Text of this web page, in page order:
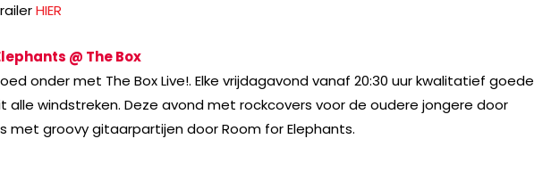
HIER
@ The Box
onder met The Box Live!. Elke vrijdagavond vanaf 20:30 uur kwalitatief goede
alle windstreken. Deze avond met rockcovers voor de oudere jongere door
met groovy gitaarpartijen door Room for Elephants.